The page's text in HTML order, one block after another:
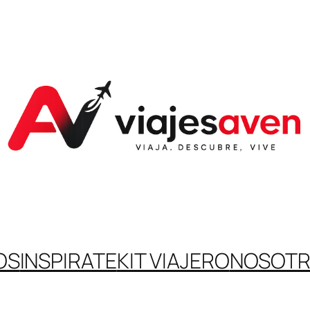
INSPIRATEKIT VIAJERO